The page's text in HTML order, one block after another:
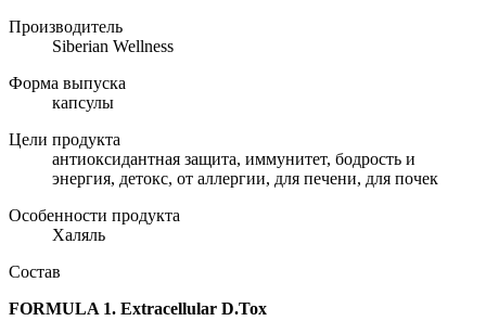
Производитель
Siberian Wellness
Форма выпуска
капсулы
Цели продукта
антиоксидантная защита, иммунитет, бодрость и
энергия, детокс, от аллергии, для печени, для почек
Особенности продукта
Халяль
Состав
FORMULA 1. Extracellular D.Tox